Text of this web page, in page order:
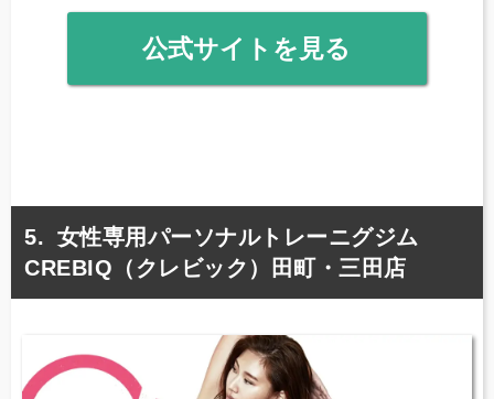
公式サイトを見る
女性専用パーソナルトレーニグジム
CREBIQ（クレビック）田町・三田店